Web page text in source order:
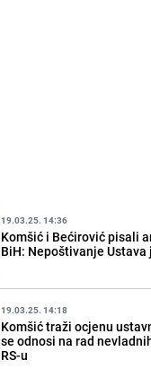
19.03.25. 14:36
Komšić i Bećirović pisali
BiH: Nepoštivanje
19.03.25. 14:18
Komšić traži ocjenu
se odnosi na rad
RS-u